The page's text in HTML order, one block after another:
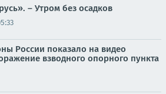
– Утром без осадков
России показало на видео
взводного опорного пункта